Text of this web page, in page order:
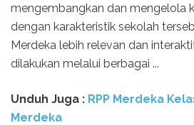
mengembangkan dan mengelola
dengan karakteristik sekolah
Merdeka lebih relevan dan
dilakukan melalui berbagai ...
Unduh Juga : RPP Merdeka
Merdeka